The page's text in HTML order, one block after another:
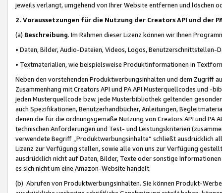
jeweils verlangt, umgehend von Ihrer Website entfernen und löschen
2. Voraussetzungen für die Nutzung der Creators API und der
(a) Beschreibung. Im Rahmen dieser Lizenz können wir Ihnen
• Daten, Bilder, Audio-Dateien, Videos, Logos, Benutzerschnittstellen-
• Textmaterialien, wie beispielsweise Produktinformationen in
Neben den vorstehenden Produktwerbungsinhalten und dem Zugriff
Zusammenhang mit Creators API und PA API Musterquellcodes und
jeden Musterquellcode bzw. jede Musterbibliothek geltenden
auch Spezifikationen, Benutzerhandbücher, Anleitungen,
denen die für die ordnungsgemäße Nutzung von Creators API und PA
technischen Anforderungen und Test- und Leistungskriterien
verwendete Begriff „Produktwerbungsinhalte“ schließt ausdrücklich
Lizenz zur Verfügung stellen, sowie alle von uns zur Verfügung
ausdrücklich nicht auf Daten, Bilder, Texte oder sonstige
es sich nicht um eine Amazon-Website handelt.
(b) Abrufen von Produktwerbungsinhalten. Sie können Produkt-